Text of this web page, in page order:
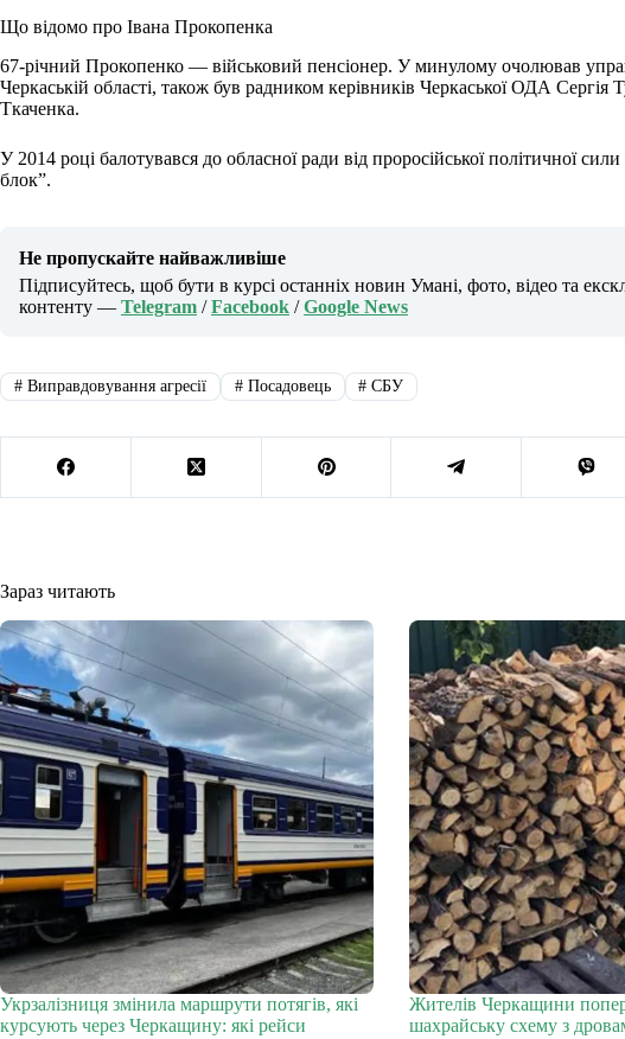
Що відомо про Івана Прокопенка
67-річний Прокопенко — військовий пенсіонер. У минулому очолював
Черкаській області, також був радником керівників Черкаської ОДА Сергія
Ткаченка.
У 2014 році балотувався до обласної ради від проросійської політичної
блок”.
Не пропускайте найважливіше
Підписуйтесь, щоб бути в курсі останніх новин Умані, фото, відео та
контенту — Telegram /Facebook /Google News
#Виправдовування агресії #Посадовець # СБУ
Зараз читають
Укрзалізниця змінила маршрути потягів, які
курсують через Черкащину: які рейси
Жителів Черкащини
шахрайську схему з